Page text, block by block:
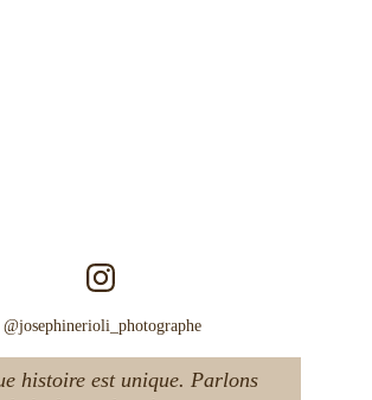
histoire est unique. Parlons
@josephinerioli_photographe